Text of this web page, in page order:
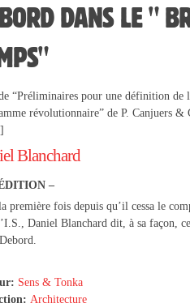
DANS LE "
“Préliminaires pour une définition de
révolutionnaire” de P. Canjuers &
Blanchard
–
première fois depuis qu’il cessa le
Daniel Blanchard dit, à sa façon,
Sens & Tonka
Architecture